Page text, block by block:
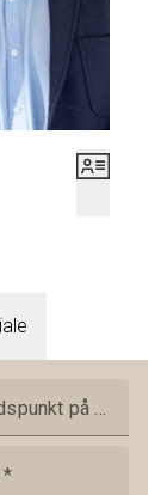
Ønsket tidspunkt på dagen
*